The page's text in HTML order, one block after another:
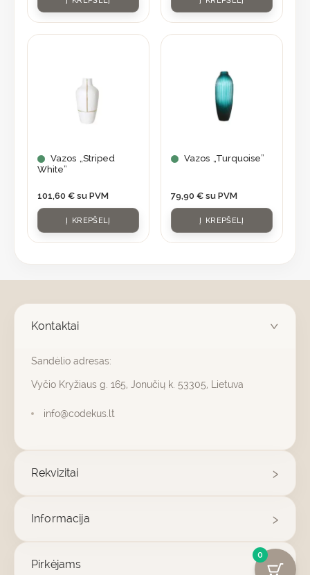
Vazos „Striped
White”
101,60 € su PVM
Į KREPŠELĮ
Vazos „Turquoise”
79,90 € su PVM
Į KREPŠELĮ
Kontaktai
Sandėlio adresas:
Vyčio Kryžiaus g. 165, Jonučių k. 53305, Lietuva
info@codekus.lt
Rekvizitai
Informacija
Pirkėjams
0